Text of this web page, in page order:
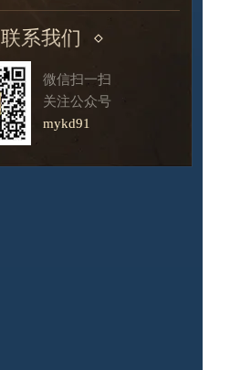
联系我们
微信扫一扫
关注公众号
mykd91